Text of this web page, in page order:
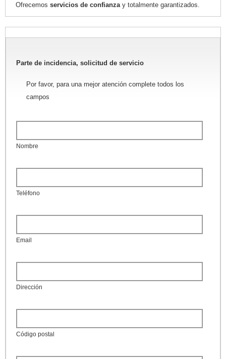
Ofrecemos servicios de confianza y totalmente garantizados.
Parte de incidencia, solicitud de servicio
Por favor, para una mejor atención complete todos los
campos
Nombre
Teléfono
Email
Dirección
Código postal